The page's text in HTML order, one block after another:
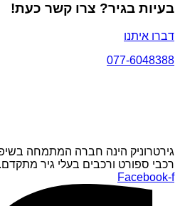
בעיות בגיר? צרו קשר כעת!
דברו איתנו
077-6048388
גירטרוניק הינה חברה המתמחה
רכבי ספורט ורכבים בעלי גיר מתקדם.
Facebook-f